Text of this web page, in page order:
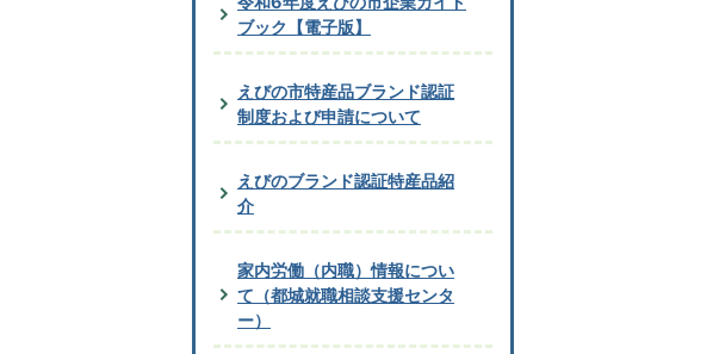
ブック【電子版】
えびの市特産品ブランド認証
制度および申請について
えびのブランド認証特産品紹
介
家内労働（内職）情報につい
て（都城就職相談支援センタ
ー）